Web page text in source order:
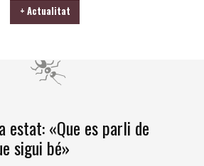
+ Actualitat
estat: «Que es parli de
sigui bé»